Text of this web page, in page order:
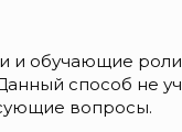
и обучающие
способ не
вопросы.